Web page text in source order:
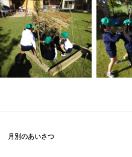
カ
月別のあいさつ